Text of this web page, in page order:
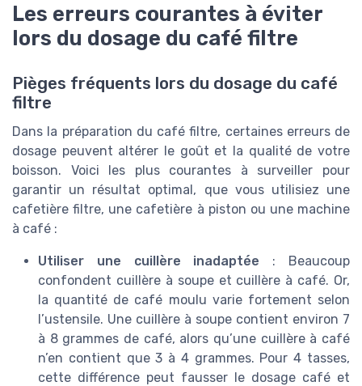
Les erreurs courantes à éviter
lors du dosage du café filtre
Pièges fréquents lors du dosage du café
filtre
Dans la préparation du café filtre, certaines erreurs de
dosage peuvent altérer le goût et la qualité de votre
boisson. Voici les plus courantes à surveiller pour
garantir un résultat optimal, que vous utilisiez une
cafetière filtre, une cafetière à piston ou une machine
à café :
Utiliser une cuillère inadaptée : Beaucoup
confondent cuillère à soupe et cuillère à café. Or,
la quantité de café moulu varie fortement selon
l’ustensile. Une cuillère à soupe contient environ 7
à 8 grammes de café, alors qu’une cuillère à café
n’en contient que 3 à 4 grammes. Pour 4 tasses,
cette différence peut fausser le dosage café et